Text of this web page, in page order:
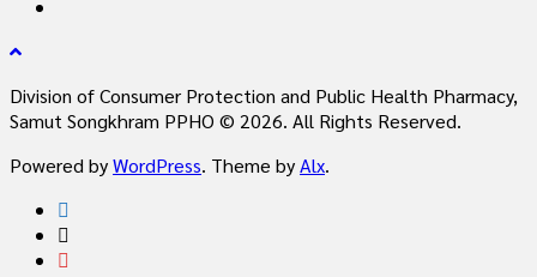
Division of Consumer Protection and Public Health Pharmacy,
Samut Songkhram PPHO © 2026. All Rights Reserved.
Powered byWordPress. Theme byAlx.